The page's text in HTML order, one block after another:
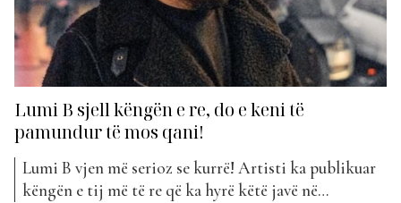
Lumi B sjell këngën e re, do e keni të
pamundur të mos qani!
Lumi B vjen më serioz se kurrë! Artisti ka publikuar
këngën e tij më të re që ka hyrë këtë javë në